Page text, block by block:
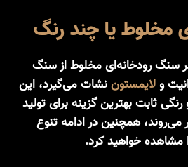
مخلوط یا چند رنگ
سنگ رودخانه‌ای مخلوط از سنگ
ولایمستوننشات می‌گیرد، این
ثابت بهترین گزینه برای تولید
همچنین در ادامه تنوع
مشاهده خواهید کرد.